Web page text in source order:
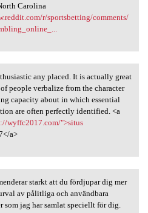
Carolina
r/sportsbetting/comments/
any
any placed. It is actually great
people verbalize from the character
capacity about in which essential
are often perfectly identified. <a
wyffc2017.com/">situs
a>
starkt att
starkt att du fördjupar dig mer
av pålitliga och användbara
som jag har samlat speciellt för dig.